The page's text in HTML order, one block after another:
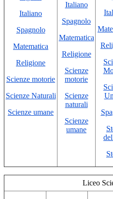
Italiano
Spagnolo
Matematica
Religione
Scienze motorie
Scienze Naturali
Scienze umane
Italiano
Spagnolo
Matematica
Religione
Scienze
motorie
Scienze
naturali
Scienze
umane
Liceo